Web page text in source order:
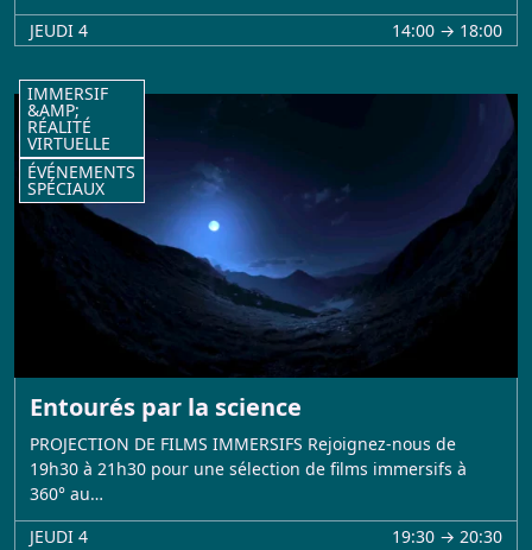
JEUDI 4
14:00 → 18:00
IMMERSIF
&AMP;
RÉALITÉ
VIRTUELLE
ÉVÉNEMENTS
SPÉCIAUX
Entourés par la science
PROJECTION DE FILMS IMMERSIFS Rejoignez-nous de
19h30 à 21h30 pour une sélection de films immersifs à
360° au…
JEUDI 4
19:30 → 20:30